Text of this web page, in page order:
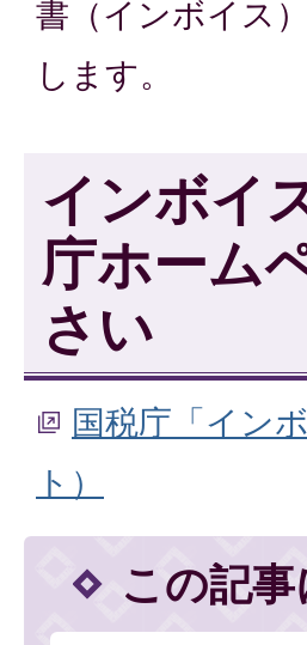
書（インボイス
します。
インボイ
庁ホーム
さい
国税庁「イン
ト）
この記